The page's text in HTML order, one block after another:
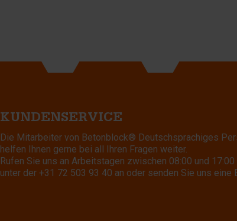
KUNDENSERVICE
Die Mitarbeiter von Betonblock® Deutschsprachiges
helfen Ihnen gerne bei all Ihren Fragen weiter.
Rufen Sie uns an Arbeitstagen zwischen 08:00 und 17:00
unter der +31 72 503 93 40 an oder senden Sie uns eine